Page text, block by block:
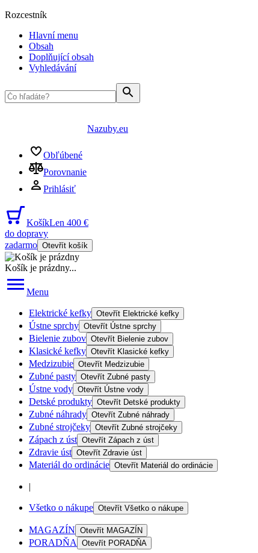
Rozcestník
Hlavní menu
Obsah
Doplňující obsah
Vyhledávání
Nazuby.eu
Obľúbené
Porovnanie
Prihlásiť
KošíkLen 400 €
do dopravy
zadarmo Otevřít košík
Košík je prázdny...
Menu
Elektrické kefky Otevřít Elektrické kefky
Ústne sprchy Otevřít Ústne sprchy
Bielenie zubov Otevřít Bielenie zubov
Klasické kefky Otevřít Klasické kefky
Medzizubie Otevřít Medzizubie
Zubné pasty Otevřít Zubné pasty
Ústne vody Otevřít Ústne vody
Detské produkty Otevřít Detské produkty
Zubné náhrady Otevřít Zubné náhrady
Zubné strojčeky Otevřít Zubné strojčeky
Zápach z úst Otevřít Zápach z úst
Zdravie úst Otevřít Zdravie úst
Materiál do ordinácie Otevřít Materiál do ordinácie
|
Všetko o nákupe Otevřít Všetko o nákupe
MAGAZÍN Otevřít MAGAZÍN
PORADŇA Otevřít PORADŇA